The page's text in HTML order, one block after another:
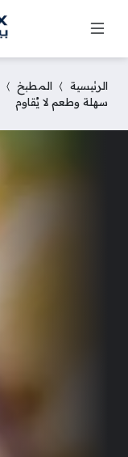
الرئيسية المطبخ
سهلة وطعم لا يُقاوم